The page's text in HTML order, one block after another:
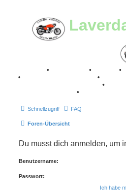
• • •
•
•
•
•
Schnellzugriff FAQ
Foren-Übersicht
Du musst dich anmelden, um
Benutzername:
Passwort:
Ich habe